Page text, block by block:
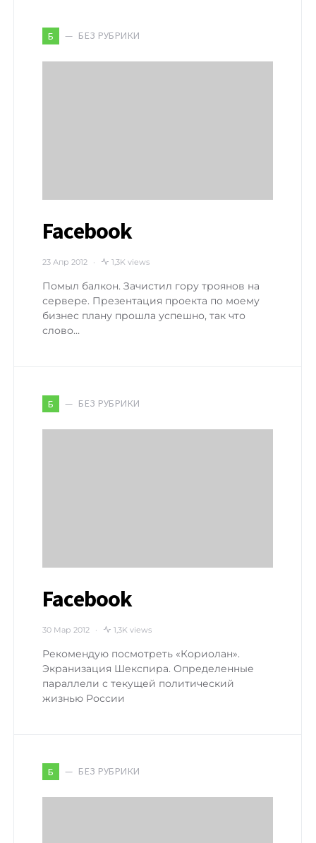
Б БЕЗ РУБРИКИ
Facebook
23 Апр 2012 1,3K views
Помыл балкон. Зачистил гору троянов на
сервере. Презентация проекта по моему
бизнес плану прошла успешно, так что
слово…
Б БЕЗ РУБРИКИ
Facebook
30 Мар 2012 1,3K views
Рекомендую посмотреть «Кориолан».
Экранизация Шекспира. Определенные
параллели с текущей политический
жизнью России
Б БЕЗ РУБРИКИ